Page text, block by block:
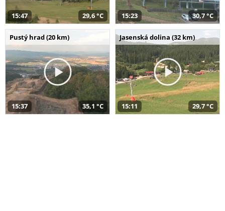
15:47 29,6 °C 15:23 30,7 °C
Pustý hrad (20 km)
15:37 35,1 °C
Jasenská dolina (32 km)
15:11 29,7 °C